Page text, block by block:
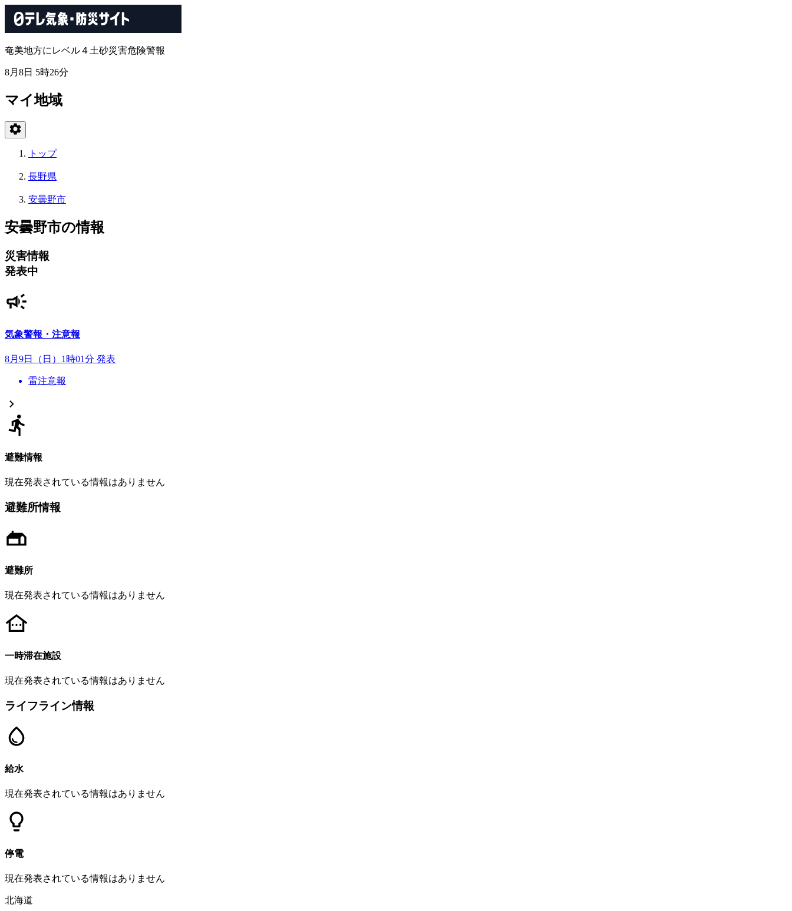
奄美地方にレベル４土砂災害危険警報
8月8日 5時26分
マイ地域
トップ
長野県
安曇野市
安曇野市の情報
災害情報
発表中
気象警報・注意報
8月9日（日）1時01分 発表
雷注意報
避難情報
現在発表されている情報はありません
避難所情報
避難所
現在発表されている情報はありません
一時滞在施設
現在発表されている情報はありません
ライフライン情報
給水
現在発表されている情報はありません
停電
現在発表されている情報はありません
北海道